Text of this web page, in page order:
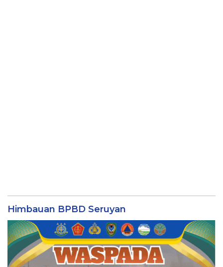
Himbauan BPBD Seruyan